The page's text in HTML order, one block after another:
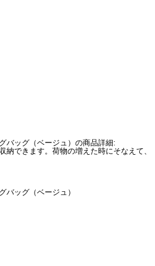
ッグ（ベージュ）の商品詳細:
納できます。荷物の増えた時にそなえて、
ッグ（ベージュ）